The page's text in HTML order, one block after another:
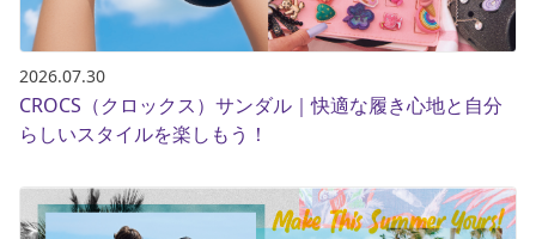
2026.07.30
CROCS（クロックス）サンダル｜快適な履き心地と自分
らしいスタイルを楽しもう！